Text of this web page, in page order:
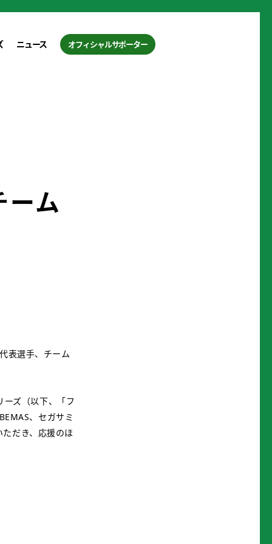
ニュース オフィシャルサポーター
ム
表選手、チーム
ズ（以下、「フ
、セガサミ
だき、応援のほ